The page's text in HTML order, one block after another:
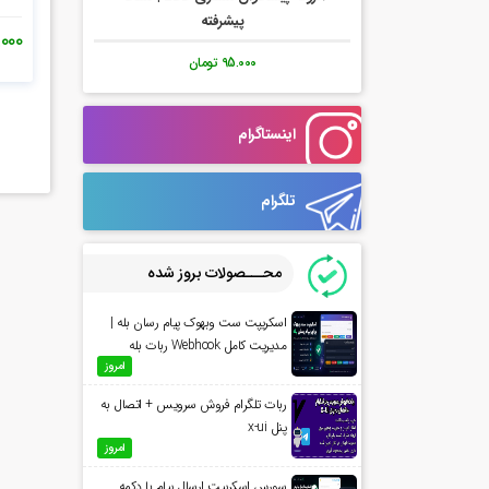
پیشرفته
95.000 تومان
اینستاگرام
تلگرام
محـــصولات بروز شده
اسکریپت ست وبهوک پیام رسان بله |
مدیریت کامل Webhook ربات بله
امروز
ربات تلگرام فروش سرویس + اتصال به
پنل x-ui
امروز